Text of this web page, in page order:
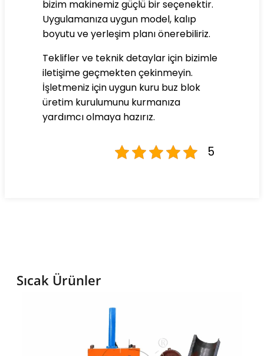
bizim makinemiz güçlü bir seçenektir.
Uygulamanıza uygun model, kalıp
boyutu ve yerleşim planı önerebiliriz.
Teklifler ve teknik detaylar için bizimle
iletişime geçmekten çekinmeyin.
İşletmeniz için uygun kuru buz blok
üretim kurulumunu kurmanıza
yardımcı olmaya hazırız.
5
Sıcak Ürünler